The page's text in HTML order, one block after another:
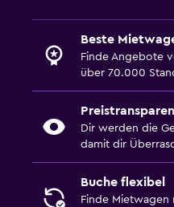
Beste
Finde Angebote
über 70.000
Dir werden die
damit dir
Buche flexibel
Finde